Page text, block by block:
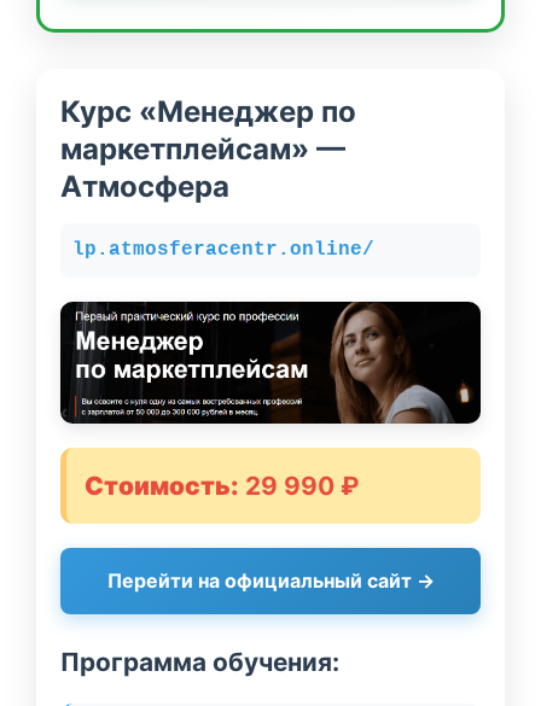
Курс «Менеджер по
маркетплейсам» —
Атмосфера
lp.atmosferacentr.online/
Стоимость: 29 990 ₽
Перейти на официальный сайт →
Программа обучения: